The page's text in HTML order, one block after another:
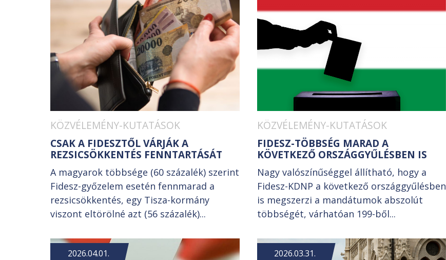
KÖZVÉLEMÉNY-KUTATÁSOK
CSAK A FIDESZTŐL VÁRJÁK A
REZSICSÖKKENTÉS FENNTARTÁSÁT
A magyarok többsége (60 százalék) szerint
Fidesz-győzelem esetén fennmarad a
rezsicsökkentés, egy Tisza-kormány
viszont eltörölné azt (56 százalék)...
KÖZVÉLEMÉNY-KUTATÁSOK
FIDESZ-TÖBBSÉG MARAD A
KÖVETKEZŐ ORSZÁGGYŰLÉSBEN IS
Nagy valószínűséggel állítható, hogy a
Fidesz-KDNP a következő országgyűlésben
is megszerzi a mandátumok abszolút
többségét, várhatóan 199-ből...
2026.04.01. 2026.03.31.